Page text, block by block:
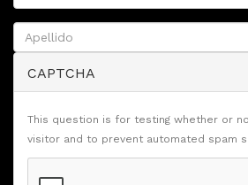
CAPTCHA
This question is for testing whether or
visitor and to prevent automated spam